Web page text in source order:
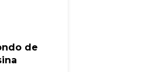
de